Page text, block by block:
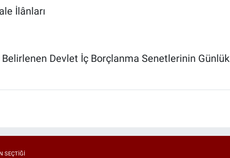
İlânları
Belirlenen Devlet İç Borçlanma Senetlerinin Günlük
SEÇTIĞI